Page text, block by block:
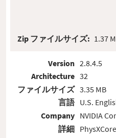
Zip ファイルサイズ: 1.37
Version
Architecture
ファイルサイズ
言語
Company
詳細
2.8.4.5
32
3.35 MB
U.S.
NVIDIA